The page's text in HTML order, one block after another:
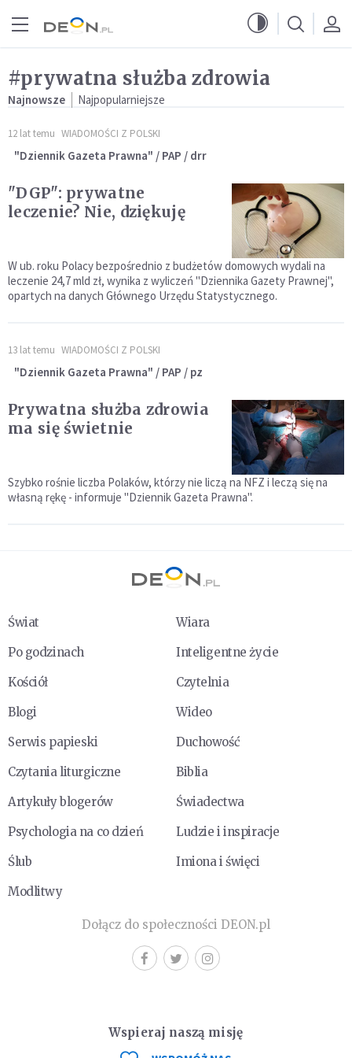
#prywatna służba zdrowia
Najnowsze Najpopularniejsze
12 lat temu WIADOMOŚCI Z POLSKI
"Dziennik Gazeta Prawna" / PAP / drr
"DGP": prywatne
leczenie? Nie, dziękuję
W ub. roku Polacy bezpośrednio z budżetów domowych wydali na
leczenie 24,7 mld zł, wynika z wyliczeń "Dziennika Gazety Prawnej",
opartych na danych Głównego Urzędu Statystycznego.
13 lat temu WIADOMOŚCI Z POLSKI
"Dziennik Gazeta Prawna" / PAP / pz
Prywatna służba zdrowia
ma się świetnie
Szybko rośnie liczba Polaków, którzy nie liczą na NFZ i leczą się na
własną rękę - informuje "Dziennik Gazeta Prawna".
Świat
Wiara
Po godzinach
Inteligentne życie
Kościół
Czytelnia
Blogi
Wideo
Serwis papieski
Duchowość
Czytania liturgiczne
Biblia
Artykuły blogerów
Świadectwa
Psychologia na co dzień
Ludzie i inspiracje
Ślub
Imiona i święci
Modlitwy
Dołącz do społeczności DEON.pl
Wspieraj naszą misję